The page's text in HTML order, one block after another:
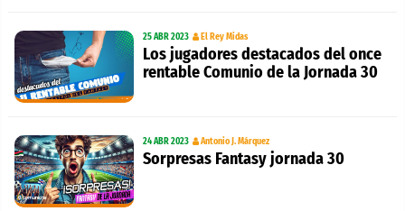
25 ABR 2023 El Rey Midas
Los jugadores destacados del once
rentable Comunio de la Jornada 30
24 ABR 2023 Antonio J. Márquez
Sorpresas Fantasy jornada 30